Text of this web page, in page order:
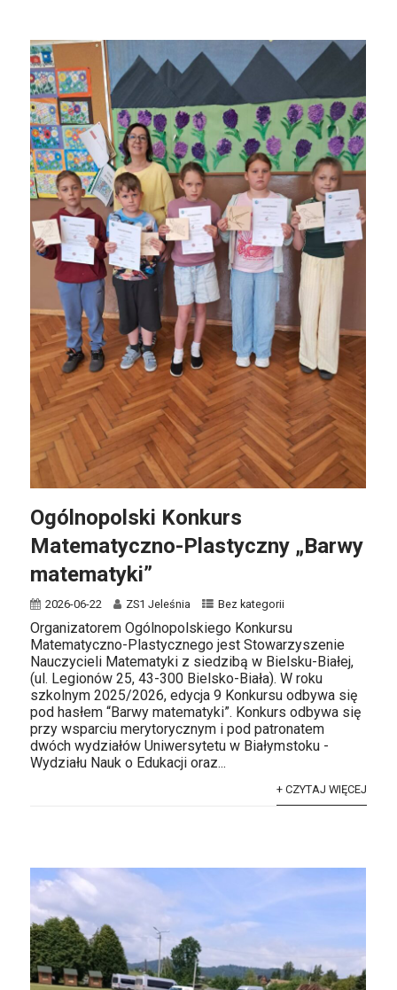
Ogólnopolski Konkurs
Matematyczno-Plastyczny „Barwy
matematyki”
2026-06-22 ZS1 Jeleśnia Bez kategorii
Organizatorem Ogólnopolskiego Konkursu
Matematyczno-Plastycznego jest Stowarzyszenie
Nauczycieli Matematyki z siedzibą w Bielsku-Białej,
(ul. Legionów 25, 43-300 Bielsko-Biała). W roku
szkolnym 2025/2026, edycja 9 Konkursu odbywa się
pod hasłem “Barwy matematyki”. Konkurs odbywa się
przy wsparciu merytorycznym i pod patronatem
dwóch wydziałów Uniwersytetu w Białymstoku -
Wydziału Nauk o Edukacji oraz...
+ CZYTAJ WIĘCEJ